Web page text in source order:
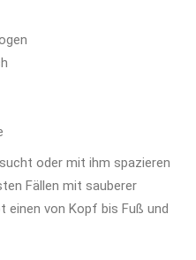
oder mit ihm spazieren
Fällen mit sauberer
einen von Kopf bis Fuß und